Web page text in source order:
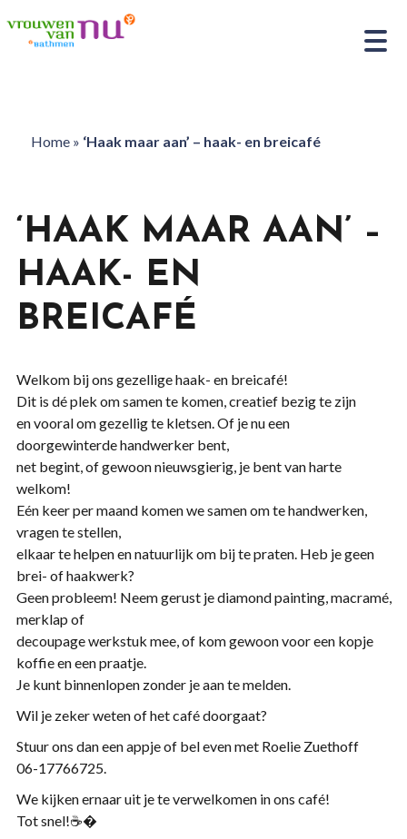
Home» ‘Haak maar aan’ – haak- en breicafé
‘HAAK MAAR AAN’ –
HAAK- EN
BREICAFÉ
Welkom bij ons gezellige haak- en breicafé!
Dit is dé plek om samen te komen, creatief bezig te zijn
en vooral om gezellig te kletsen. Of je nu een
doorgewinterde handwerker bent,
net begint, of gewoon nieuwsgierig, je bent van harte
welkom!
Eén keer per maand komen we samen om te handwerken,
vragen te stellen,
elkaar te helpen en natuurlijk om bij te praten. Heb je geen
brei- of haakwerk?
Geen probleem! Neem gerust je diamond painting, macramé,
merklap of
decoupage werkstuk mee, of kom gewoon voor een kopje
koffie en een praatje.
Je kunt binnenlopen zonder je aan te melden.
Wil je zeker weten of het café doorgaat?
Stuur ons dan een appje of bel even met Roelie Zuethoff
06-17766725.
We kijken ernaar uit je te verwelkomen in ons café!
Tot snel!☕�